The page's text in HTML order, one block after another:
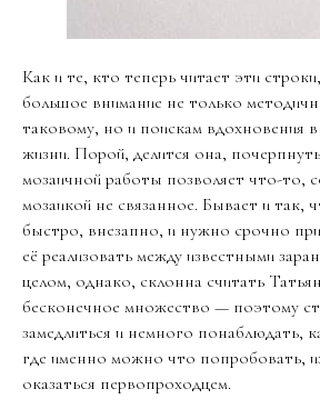
Как и те, кто теперь читает эти
большое внимание не только
таковому, но и поискам вдохновения
жизни. Порой, делится она,
мозаичной работы позволяет что-то,
мозаикой не связанное. Бывает и так,
быстро, внезапно, и нужно срочно
её реализовать между известными
целом, однако, склонна считать
бесконечное множество — поэтому
замедлиться и немного понаблюдать,
где именно можно что попробовать,
оказаться первопроходцем.